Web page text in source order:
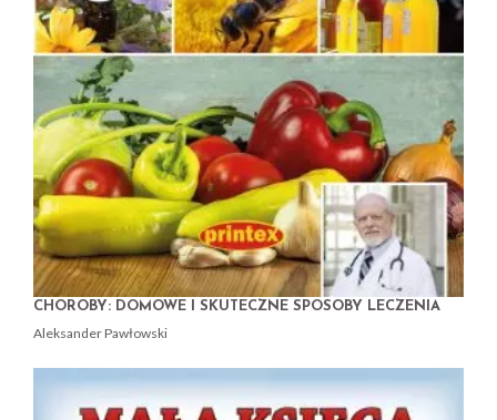
CHOROBY: DOMOWE I SKUTECZNE SPOSOBY LECZENIA
Aleksander Pawłowski